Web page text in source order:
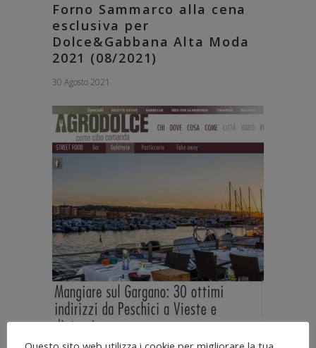
Forno Sammarco alla cena
esclusiva per
Dolce&Gabbana Alta Moda
2021 (08/2021)
30 Agosto 2021